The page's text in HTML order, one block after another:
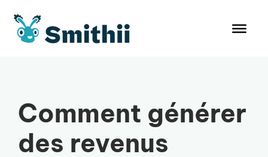
contenu
Comment générer
des revenus